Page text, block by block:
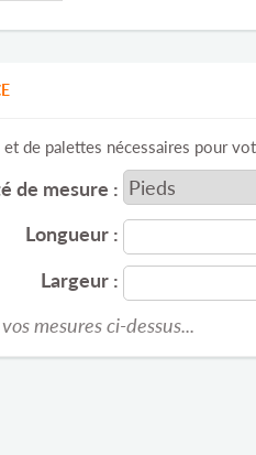
de palettes nécessaires pour
de mesure :
Longueur :
Largeur :
mesures ci-dessus...